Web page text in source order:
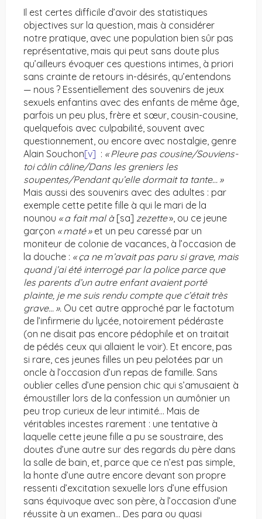
Il est certes difficile d’avoir des statistiques
objectives sur la question, mais à considérer
notre pratique, avec une population bien sûr pas
représentative, mais qui peut sans doute plus
qu’ailleurs évoquer ces questions intimes, à priori
sans crainte de retours in-désirés, qu’entendons
— nous ? Essentiellement des souvenirs de jeux
sexuels enfantins avec des enfants de même âge,
parfois un peu plus, frère et sœur, cousin-cousine,
quelquefois avec culpabilité, souvent avec
questionnement, ou encore avec nostalgie, genre
Alain Souchon[v] : « Pleure pas cousine/Souviens-
toi câlin câline/Dans les greniers les
soupentes/Pendant qu’elle dormait ta tante… »
Mais aussi des souvenirs avec des adultes : par
exemple cette petite fille à qui le mari de la
nounou « a fait mal à [sa] zezette», ou ce jeune
garçon « maté » et un peu caressé par un
moniteur de colonie de vacances, à l’occasion de
la douche : « ça ne m’avait pas paru si grave, mais
quand j’ai été interrogé par la police parce que
les parents d’un autre enfant avaient porté
plainte, je me suis rendu compte que c’était très
grave… ». Ou cet autre approché par le factotum
de l’infirmerie du lycée, notoirement pédéraste
(on ne disait pas encore pédophile et on traitait
de pédés ceux qui allaient le voir). Et encore, pas
si rare, ces jeunes filles un peu pelotées par un
oncle à l’occasion d’un repas de famille. Sans
oublier celles d’une pension chic qui s’amusaient à
émoustiller lors de la confession un aumônier un
peu trop curieux de leur intimité… Mais de
véritables incestes rarement : une tentative à
laquelle cette jeune fille a pu se soustraire, des
doutes d’une autre sur des regards du père dans
la salle de bain, et, parce que ce n’est pas simple,
la honte d’une autre encore devant son propre
ressenti d’excitation sexuelle lors d’une effusion
sans équivoque avec son père, à l’occasion d’une
réussite à un examen… Des para ou quasi